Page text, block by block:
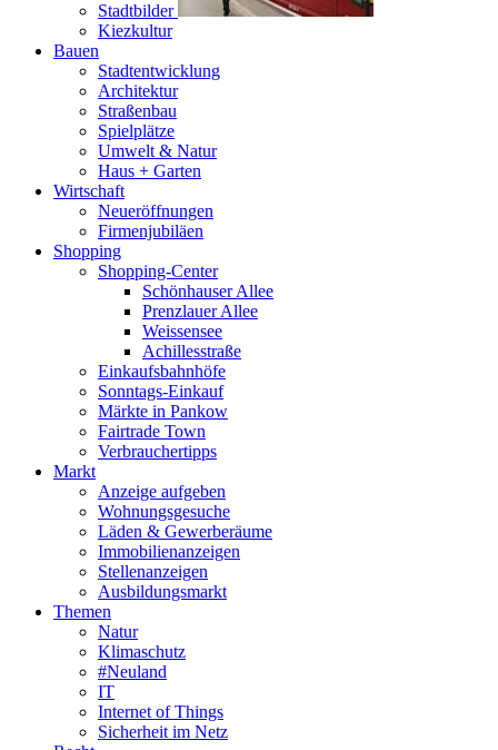
Stadtbilder
Kiezkultur
Bauen
Stadtentwicklung
Architektur
Straßenbau
Spielplätze
Umwelt & Natur
Haus + Garten
Wirtschaft
Neueröffnungen
Firmenjubiläen
Shopping
Shopping-Center
Schönhauser Allee
Prenzlauer Allee
Weissensee
Achillesstraße
Einkaufsbahnhöfe
Sonntags-Einkauf
Märkte in Pankow
Fairtrade Town
Verbrauchertipps
Markt
Anzeige aufgeben
Wohnungsgesuche
Läden & Gewerberäume
Immobilienanzeigen
Stellenanzeigen
Ausbildungsmarkt
Themen
Natur
Klimaschutz
#Neuland
IT
Internet of Things
Sicherheit im Netz